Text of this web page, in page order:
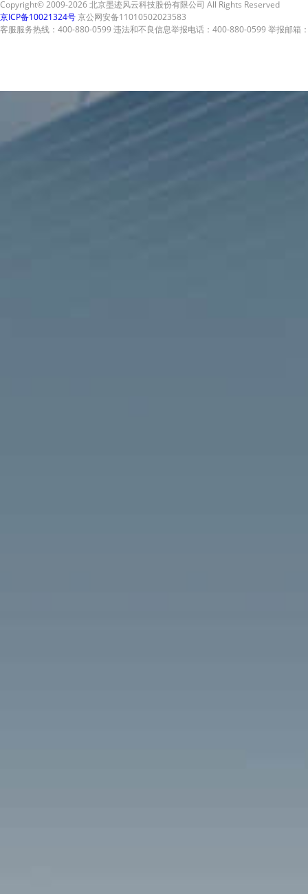
Copyright© 2009-2026 北京墨迹风云科技股份有限公司 All Rights Reserved
京ICP备10021324号京公网安备11010502023583
客服服务热线：400-880-0599 违法和不良信息举报电话：400-880-0599 举报邮箱